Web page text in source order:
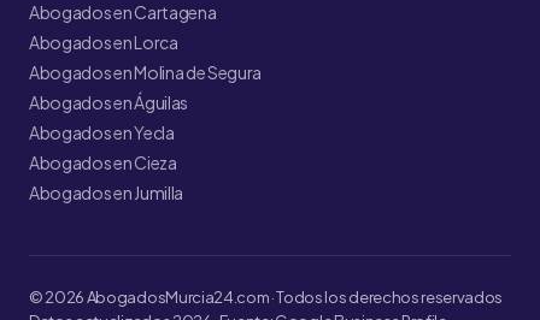
Abogados en Cartagena
Abogados en Lorca
Abogados en Molina de Segura
Abogados en Águilas
Abogados en Yecla
Abogados en Cieza
Abogados en Jumilla
© 2026 AbogadosMurcia24.com · Todos los derechos reservados